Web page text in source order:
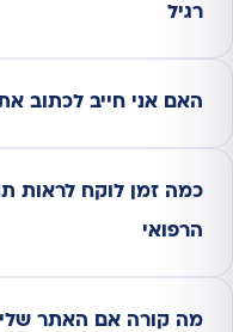
רגיל
האם אני חייב לכתוב
כמה זמן לוקח לראות
הרפואי
מה קורה אם האתר שלי